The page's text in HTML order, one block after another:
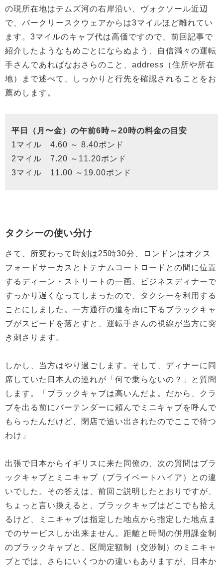
の現所在地はテムズ河の右岸沿い、ヴォクソール近辺
で、バークリースクウェアからは3マイルほど離れてい
ます。3マイルのキャブ代は高価ですので、前回記事で
紹介したようなもめごとにならぬよう、自信満々の運転
手さんであればなおさらのこと、address（住所や所在
地）まで述べて、しっかりと行先を確認されることをお
薦めします。
平日（月〜金）の午前6時～20時の料金の目安
1マイル 4.60 ～ 8.40ポンド
2マイル 7.20 ～11.20ポンド
3マイル 11.00 ～19.00ポンド
タクシーの使い分け
さて、所変わって時刻は25時30分、ロンドンはオクス
フォードサーカスとトテナムコートロードとの間に位置
するディーン・ストリートの一画。ビジネスディナーで
すっかり遅くなってしまったので、タクシーを利用する
ことにしました。一方通行の道を南に下るブラックキャ
ブがスピードを落とすと、運転手さんの視線が当方に突
き刺さります。
しかし、当方はやり過ごします。そして、ディナーに同
席していた日本人の連れが「何で乗らないの？」と質問
します。「ブラックキャブは高いんだよ。だから、クラ
ブを出る前にバーテンダーに頼んでミニキャブを呼んで
もらったんだけど、閉店で追い出されたのでここで待つ
わけ」
出張で日本からイギリスに来た同僚の、次の質問はブラ
ックキャブとミニキャブ（プライベートハイア）との違
いでした。その答えは、前回ご説明したとおりですが、
ちょっと言い換えると、ブラックキャブはどこでも拾え
るけど、ミニキャブは指定した地点から指定した地点ま
でのサービスしか出来ません。距離と時間の併用課金制
のブラックキャブと、区間定額制（交渉制）のミニキャ
ブとでは、さらにいくつかの違いもありますが、日本か